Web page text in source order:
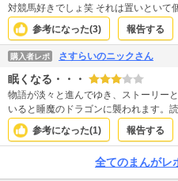
対競馬好きでしょ笑 それは置いといて
参考になった(3) 報告する
購入者レポ さすらいのニックさん
眠くなる・・・
物語が淡々と進んでゆき、ストーリー
いると睡魔のドラゴンに襲われます。
参考になった(1) 報告する
全てのまんがレ